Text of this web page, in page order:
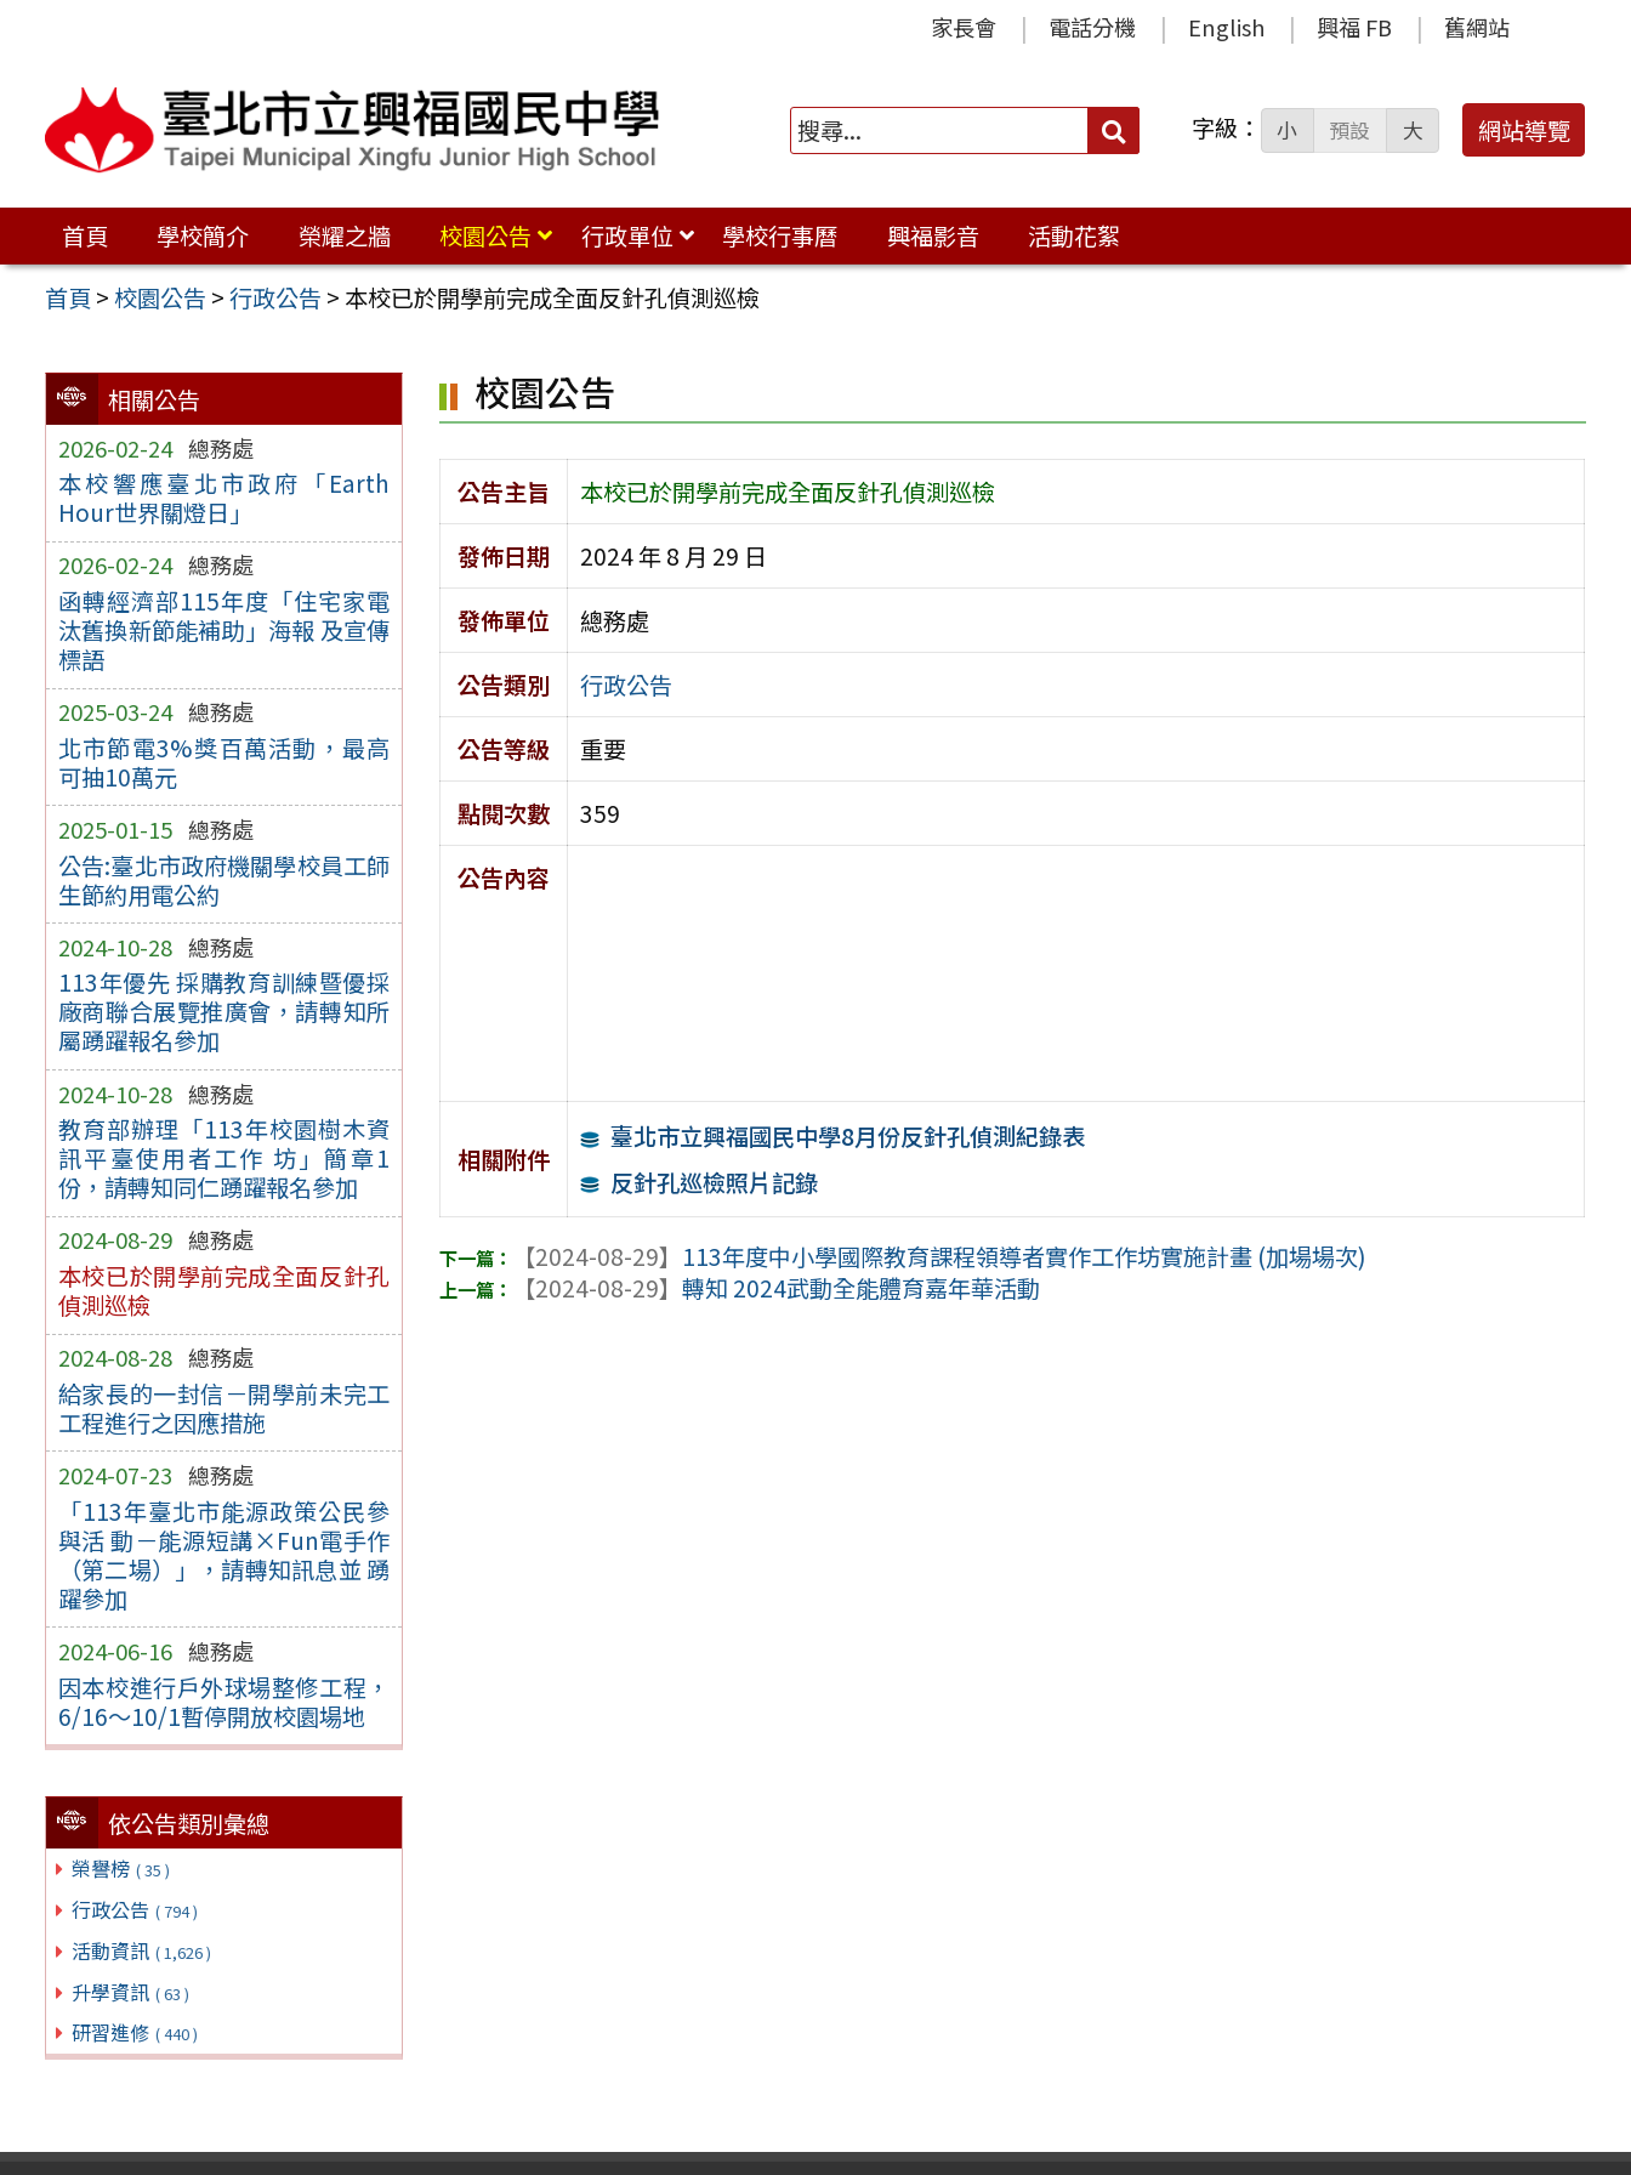
區
家長會 電話分機 English 興福 FB 舊網站
搜
字級： 小 預設 大 網站導覽
首頁 學校簡介 榮耀之牆 校園公告 行政單位 學校行事曆 興福影音
活動花絮
首頁 >校園公告 >行政公告 > 本校已於開學前完成全面反針孔偵測巡檢
相關公告
2026-02-24 總務處
本校響應臺北市政府「Earth
Hour世界關燈日」
2026-02-24 總務處
函轉經濟部115年度「住宅家電
汰舊換新節能補助」海報 及宣傳
標語
2025-03-24 總務處
北市節電3%獎百萬活動，最高
可抽10萬元
2025-01-15 總務處
公告:臺北市政府機關學校員工師
生節約用電公約
2024-10-28 總務處
113年優先 採購教育訓練暨優採
廠商聯合展覽推廣會，請轉知所
屬踴躍報名參加
2024-10-28 總務處
教育部辦理「113年校園樹木資
訊平臺使用者工作 坊」簡章1
份，請轉知同仁踴躍報名參加
2024-08-29 總務處
本校已於開學前完成全面反針孔
偵測巡檢
2024-08-28 總務處
給家長的一封信－開學前未完工
工程進行之因應措施
2024-07-23 總務處
「113年臺北市能源政策公民參
與活 動－能源短講×Fun電手作
（第二場）」，請轉知訊息並 踴
躍參加
2024-06-16 總務處
因本校進行戶外球場整修工程，
6/16～10/1暫停開放校園場地
依公告類別彙總
榮譽榜 ( 35 )
行政公告 ( 794 )
活動資訊 ( 1,626 )
升學資訊 ( 63 )
研習進修 ( 440 )
校園公告
公告主旨
本校已於開學前完成全面反針孔偵測巡檢
發佈日期
2024 年 8 月 29 日
發佈單位
總務處
公告類別
行政公告
公告等級
重要
點閱次數
359
公告內容
相關附件
臺北市立興福國民中學8月份反針孔偵測紀錄表
反針孔巡檢照片記錄
【2024-08-29】 113年度中小學國際教育課程領導者實作工作坊實施計畫 (加場場次)
【2024-08-29】轉知 2024武動全能體育嘉年華活動